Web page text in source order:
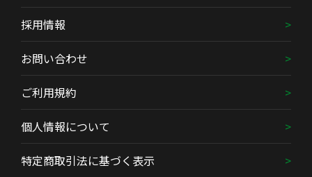
採用情報
お問い合わせ
ご利用規約
個人情報について
特定商取引法に基づく表示